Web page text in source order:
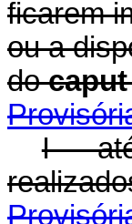
ficarem
ou a
docaput
I -